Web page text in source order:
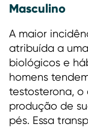
Masculino
A maior
atribuída a
biológicos e
homens
testosterona, o
produção de
pés. Essa